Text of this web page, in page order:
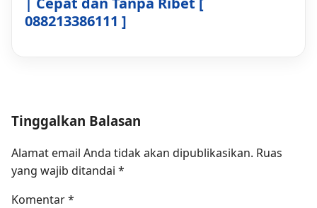
088213386111 ]
Tinggalkan Balasan
Alamat email Anda tidak akan dipublikasikan. Ruas
yang wajib ditandai *
Komentar*